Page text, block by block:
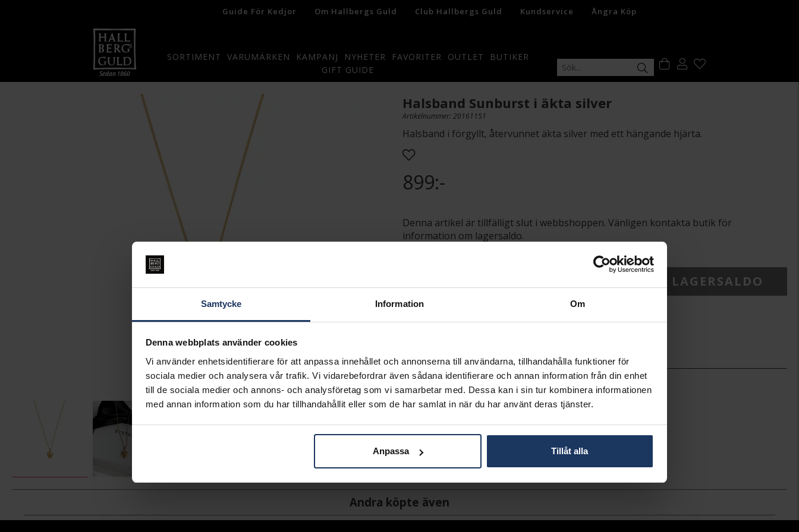
Samtycke Information Om
Denna webbplats använder cookies
Vi använder enhetsidentifierare för att anpassa innehållet och annonserna till användarna, tillhandahålla funktioner för
sociala medier och analysera vår trafik. Vi vidarebefordrar även sådana identifierare och annan information från din enhet
till de sociala medier och annons- och analysföretag som vi samarbetar med. Dessa kan i sin tur kombinera informationen
med annan information som du har tillhandahållit eller som de har samlat in när du har använt deras tjänster.
Anpassa Tillåt alla
Guide För Kedjor Om Hallbergs Guld Club Hallbergs Guld Kundservice Ångra Köp
SORTIMENT VARUMÄRKEN KAMPANJ NYHETER FAVORITER OUTLET
BUTIKER
GIFT GUIDE
Halsband Sunburst i äkta silver
Artikelnummer: 20161151
Halsband i förgyllt, återvunnet äkta silver med ett hängande hjärta.
899:-
Denna artikel är tillfälligt slut i webbshoppen. Vänligen kontakta butik för
information om lagersaldo.
+29:-
SLUTSÅLD - KONTAKTA BUTIK FÖR LAGERSALDO
Lagervara.
Leveranstid 2-5 arbetsdagar.
INFO
BREDD CA (MM)
10
HÖJD CA (MM)
10
LÄNGD CA (CM)
40-44
Silver,Guldpläterat
Andra köpte även